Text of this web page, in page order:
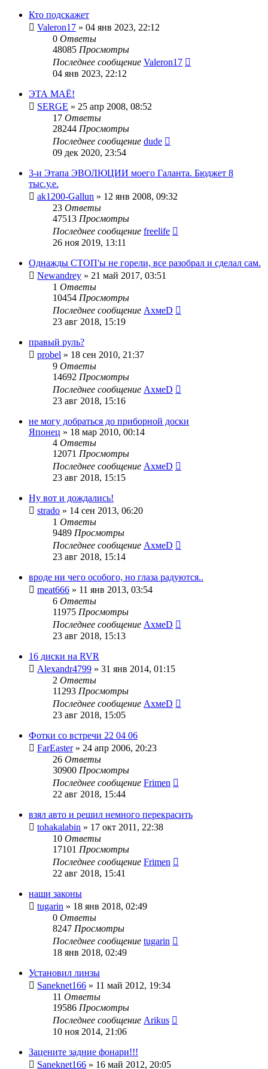
Кто подскажет
Valeron17 » 04 янв 2023, 22:12
0 Ответы
48085 Просмотры
Последнее сообщение Valeron17
04 янв 2023, 22:12
ЭТА МАЁ!
SERGE » 25 апр 2008, 08:52
17 Ответы
28244 Просмотры
Последнее сообщение dude
09 дек 2020, 23:54
3-и Этапа ЭВОЛЮЦИИ моего Галанта. Бюджет 8
тыс.у.е.
ak1200-Gallun » 12 янв 2008, 09:32
23 Ответы
47513 Просмотры
Последнее сообщение freelife
26 ноя 2019, 13:11
Однажды СТОП'ы не горели, все разобрал и сделал сам.
Newandrey » 21 май 2017, 03:51
1 Ответы
10454 Просмотры
Последнее сообщение АхмеD
23 авг 2018, 15:19
правый руль?
probel » 18 сен 2010, 21:37
9 Ответы
14692 Просмотры
Последнее сообщение АхмеD
23 авг 2018, 15:16
не могу добраться до приборной доски
Японец » 18 мар 2010, 00:14
4 Ответы
12071 Просмотры
Последнее сообщение АхмеD
23 авг 2018, 15:15
Ну вот и дождались!
strado » 14 сен 2013, 06:20
1 Ответы
9489 Просмотры
Последнее сообщение АхмеD
23 авг 2018, 15:14
вроде ни чего особого, но глаза радуются..
meat666 » 11 янв 2013, 03:54
6 Ответы
11975 Просмотры
Последнее сообщение АхмеD
23 авг 2018, 15:13
16 диски на RVR
Alexandr4799 » 31 янв 2014, 01:15
2 Ответы
11293 Просмотры
Последнее сообщение АхмеD
23 авг 2018, 15:05
Фотки со встречи 22 04 06
FarEaster» 24 апр 2006, 20:23
26 Ответы
30900 Просмотры
Последнее сообщение Frimen
22 авг 2018, 15:44
взял авто и решил немного перекрасить
tohakalabin » 17 окт 2011, 22:38
10 Ответы
17101 Просмотры
Последнее сообщение Frimen
22 авг 2018, 15:41
наши законы
tugarin » 18 янв 2018, 02:49
0 Ответы
8247 Просмотры
Последнее сообщение tugarin
18 янв 2018, 02:49
Установил линзы
Saneknet166 » 11 май 2012, 19:34
11 Ответы
19586 Просмотры
Последнее сообщение Arikus
10 ноя 2014, 21:06
Зацените задние фонари!!!
Saneknet166 » 16 май 2012, 20:05